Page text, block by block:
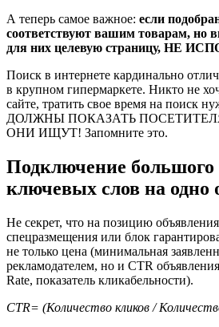
А теперь самое важное: если
соответствуют вашим товарам, но
для них целевую страницу, НЕ
Поиск в интернете кардинально
в крупном гипермаркете. Никто не
сайте, тратить свое время на поиск
ДОЛЖНЫ ПОКАЗАТЬ
ОНИ ИЩУТ! Запомните это.
Подключение большого
ключевых слов на одно
Не секрет, что на позицию
спецразмещения или блок
не только цена (минимальная
рекламодателем, но и CTR
Rate, показатель кликабельности).
CTR= (Количество кликов /